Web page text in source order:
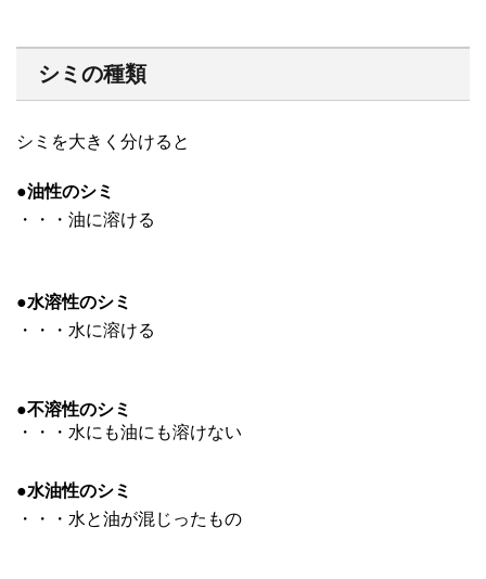
シミの種類
シミを大きく分けると
●油性のシミ
・・・油に溶ける
●水溶性のシミ
・・・水に溶ける
●不溶性のシミ
・・・水にも油にも溶けない
●水油性のシミ
・・・水と油が混じったもの